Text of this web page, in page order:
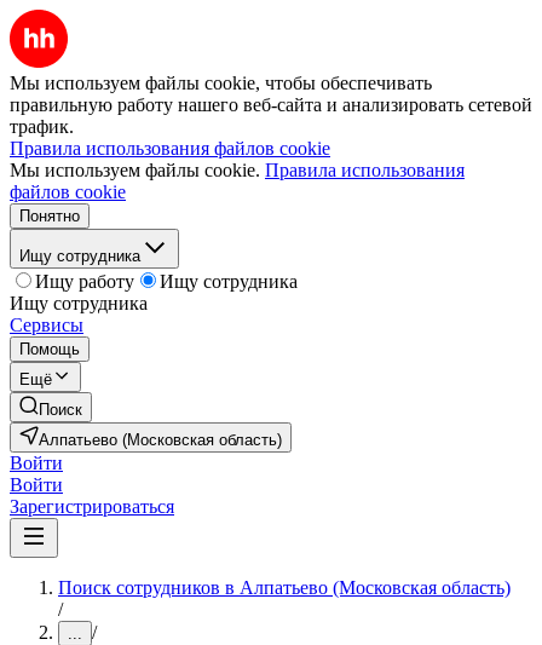
Мы используем файлы cookie, чтобы обеспечивать
правильную работу нашего веб-сайта и анализировать сетевой
трафик.
Правила использования файлов cookie
Мы используем файлы cookie. Правила использования
файлов cookie
Понятно
Ищу сотрудника
Ищу работу
Ищу сотрудника
Ищу сотрудника
Сервисы
Помощь
Ещё
Поиск
Алпатьево (Московская область)
Войти
Войти
Зарегистрироваться
Поиск сотрудников в Алпатьево (Московская область)
/
... /